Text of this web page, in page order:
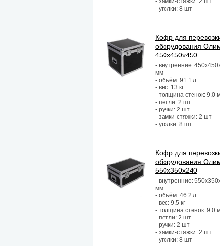
- замки-стяжки: 2 шт
- уголки: 8 шт
Кофр для
оборудования
450х450х450
- внутренние:
мм
- объём: 91.1 л
- вес: 13 кг
- толщина стенок: 9.0
- петли: 2 шт
- ручки: 2 шт
- замки-стяжки: 2 шт
- уголки: 8 шт
Кофр для
оборудования
550х350х240
- внутренние:
мм
- объём: 46.2 л
- вес: 9.5 кг
- толщина стенок: 9.0
- петли: 2 шт
- ручки: 2 шт
- замки-стяжки: 2 шт
- уголки: 8 шт